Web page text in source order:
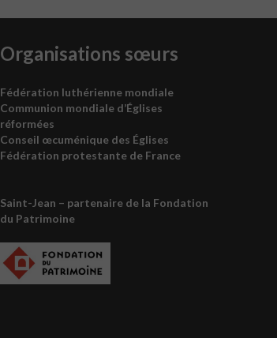
Organisations sœurs
Fédération luthérienne mondiale
Communion mondiale d’Églises
réformées
Conseil œcuménique des Églises
Fédération protestante de France
Saint-Jean – partenaire de la Fondation
du Patrimoine